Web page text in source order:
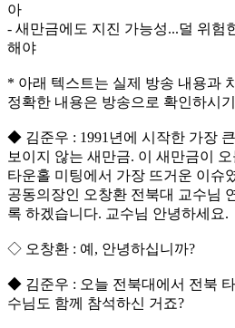
아
- 새만금에도 지진 가능성...덜 위험
해야
* 아래 텍스트는 실제 방송 내용과
정확한 내용은 방송으로 확인하시
◆ 김준우 : 1991년에 시작한 가장
보이지 않는 새만금. 이 새만금이
타운홀 미팅에서 가장 뜨거운 이슈
공동의장인 오창환 전북대 교수님
록 하겠습니다. 교수님 안녕하세요.
◇ 오창환 : 예, 안녕하십니까?
◆ 김준우 : 오늘 전북대에서 전북
수님도 함께 참석하신 거죠?